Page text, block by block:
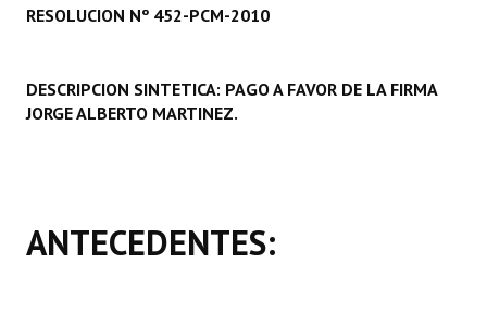
Programas
Constitución Nacional
Reglamento Interno
RESOLUCION Nº 452-PCM-2010
DESCRIPCION SINTETICA: PAGO A FAVOR DE LA FIRMA
JORGE ALBERTO MARTINEZ.
ANTECEDENTES: